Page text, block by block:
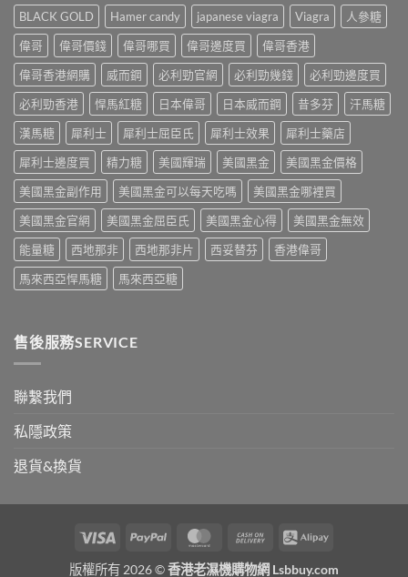
聰
明
替
代
方
案
一
次
解
析〉
中
法
＋
預
防
再
發，
完
整
略
一
次
看〉
中
什
麼
危
害：
從
劑
量、
副
用
到
死
線
的
完
拆
解〉
中
改
變
性
功
能
障
礙
治
的
突
破
性
藥
物〉
中
BLACK GOLD Hamer candy japanese viagra Viagra
人參糖
偉哥
偉哥價錢 偉哥哪買 偉哥邊度買
偉哥香港
偉哥香港網購
威而鋼 必利勁官網 必利勁幾錢
必利勁邊度買
必利勁香港
悍馬紅糖 日本偉哥 日本威而鋼 昔多芬
汗馬糖
漢馬糖
犀利士 犀利士屈臣氏 犀利士效果
犀利士藥店
犀利士邊度買
精力糖 美國輝瑞 美國黑金
美國黑金價格
美國黑金副作用
美國黑金可以每天吃嗎
美國黑金哪裡買
美國黑金官網
美國黑金屈臣氏 美國黑金心得
美國黑金無效
能量糖
西地那非 西地那非片 西妥替芬
香港偉哥
馬來西亞悍馬糖
馬來西亞糖
售後服務SERVICE
聯繫我們
私隱政策
退貨&換貨
Visa PayPal MasterCardCash
Alipay
版權所有 2026 ©香港老濕機購物網 Lsbbuy.com